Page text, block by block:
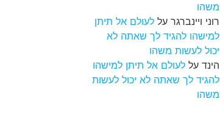
משהו
רוני ויינברגר עללעולם אל תיתן
למישהו להגיד לך שאתה לא
יכול לעשות משהו
הינד עללעולם אל תיתן למישהו
להגיד לך שאתה לא יכול לעשות
משהו